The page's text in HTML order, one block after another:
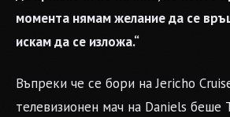
момента нямам желание да се
искам да се изложа.“
Въпреки че се бори на Jericho
телевизионен мач на Daniels беше